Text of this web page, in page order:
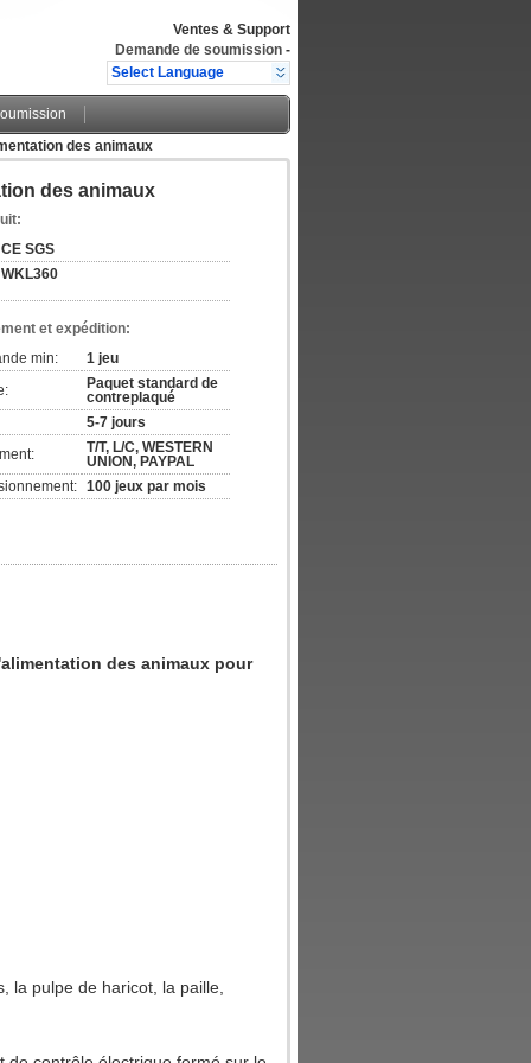
Ventes & Support
Demande de soumission -
Select Language
des animaux
des animaux
CE SGS
WKL360
et expédition:
min:
1 jeu
Paquet standard de
contreplaqué
5-7 jours
T/T, L/C, WESTERN
UNION, PAYPAL
100 jeux par mois
des animaux pour
la pulpe de haricot, la paille,